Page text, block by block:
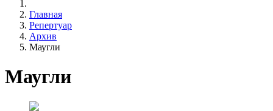
Главная
Репертуар
Архив
Маугли
Маугли